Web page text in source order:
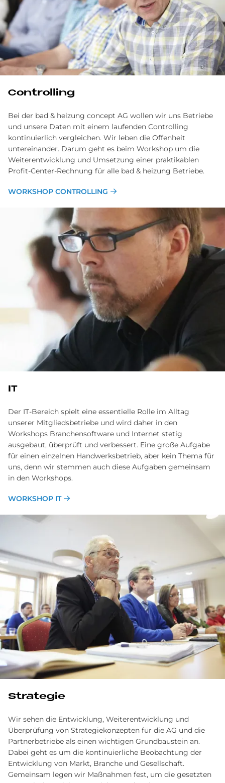
Controlling
Bei der bad & heizung concept AG wollen wir uns Betriebe
und unsere Daten mit einem laufenden Controlling
kontinuierlich vergleichen. Wir leben die Offenheit
untereinander. Darum geht es beim Workshop um die
Weiterentwicklung und Umsetzung einer praktikablen
Profit-Center-Rechnung für alle bad & heizung Betriebe.
WORKSHOP CONTROLLING
IT
Der IT-Bereich spielt eine essentielle Rolle im Alltag
unserer Mitgliedsbetriebe und wird daher in den
Workshops Branchensoftware und Internet stetig
ausgebaut, überprüft und verbessert. Eine große Aufgabe
für einen einzelnen Handwerksbetrieb, aber kein Thema für
uns, denn wir stemmen auch diese Aufgaben gemeinsam
in den Workshops.
WORKSHOP IT
Strategie
Wir sehen die Entwicklung, Weiterentwicklung und
Überprüfung von Strategiekonzepten für die AG und die
Partnerbetriebe als einen wichtigen Grundbaustein an.
Dabei geht es um die kontinuierliche Beobachtung der
Entwicklung von Markt, Branche und Gesellschaft.
Gemeinsam legen wir Maßnahmen fest, um die gesetzten